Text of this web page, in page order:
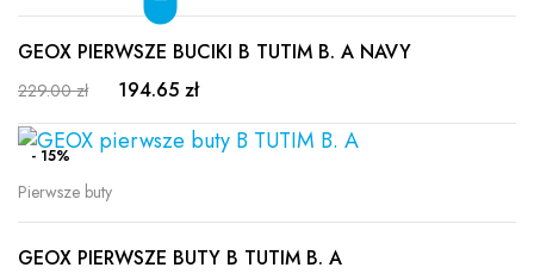
GEOX PIERWSZE BUCIKI B TUTIM B. A NAVY
229.00 zł 194.65 zł
- 15%
Pierwsze buty
GEOX PIERWSZE BUTY B TUTIM B. A